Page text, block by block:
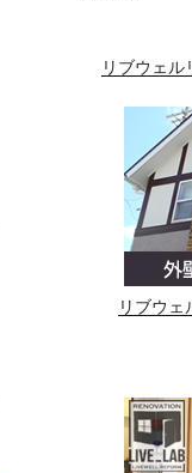
リブウェ
リブウ